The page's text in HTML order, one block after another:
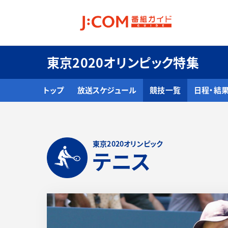
東京2020オリンピック特集
トップ 放送スケジュール 競技一覧 日程・結
東京2020オリンピック
テニス